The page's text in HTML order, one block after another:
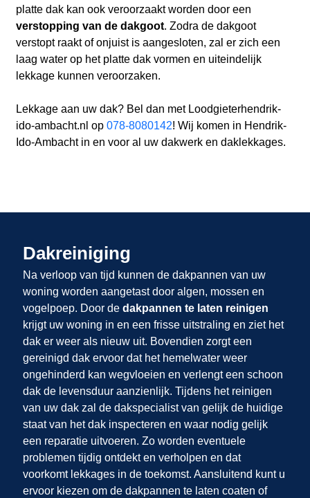
platte dak kan ook veroorzaakt worden door een
verstopping van de dakgoot. Zodra de dakgoot
verstopt raakt of onjuist is aangesloten, zal er zich een
laag water op het platte dak vormen en uiteindelijk
lekkage kunnen veroorzaken.
Lekkage aan uw dak? Bel dan met Loodgieterhendrik-
ido-ambacht.nl op 078-8080142! Wij komen in Hendrik-
Ido-Ambacht in en voor al uw dakwerk en daklekkages.
Dakreiniging
Na verloop van tijd kunnen de dakpannen van uw
woning worden aangetast door algen, mossen en
vogelpoep. Door de dakpannen te laten reinigen
krijgt uw woning in en een frisse uitstraling en ziet het
dak er weer als nieuw uit. Bovendien zorgt een
gereinigd dak ervoor dat het hemelwater weer
ongehinderd kan wegvloeien en verlengt een schoon
dak de levensduur aanzienlijk. Tijdens het reinigen
van uw dak zal de dakspecialist van gelijk de huidige
staat van het dak inspecteren en waar nodig gelijk
een reparatie uitvoeren. Zo worden eventuele
problemen tijdig ontdekt en verholpen en dat
voorkomt lekkages in de toekomst. Aansluitend kunt u
ervoor kiezen om de dakpannen te laten coaten of